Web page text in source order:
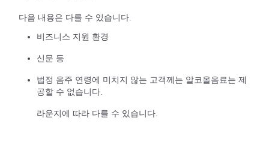
다음 내용은 다를 수 있습니다.
비즈니스 지원 환경
신문 등
법정 음주 연령에 미치지 않는 고객께는 알코올음료는 제
공할 수 없습니다.
라운지에 따라 다를 수 있습니다.